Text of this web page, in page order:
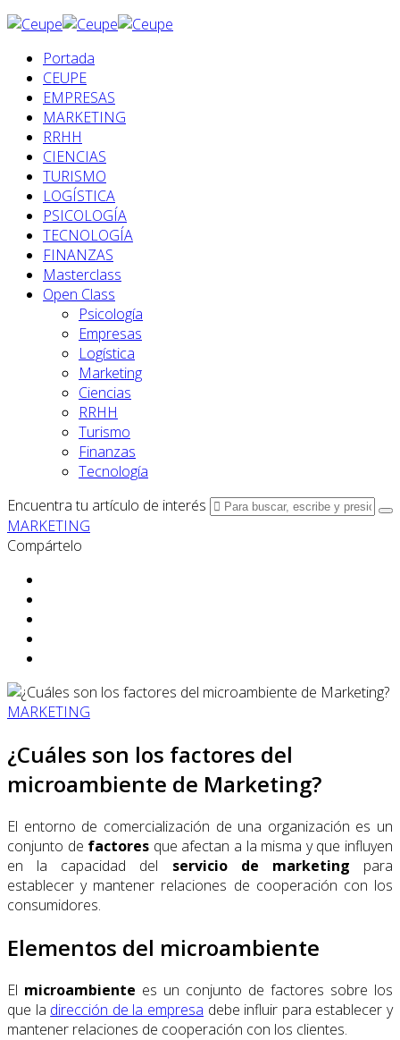
Portada
CEUPE
EMPRESAS
MARKETING
RRHH
CIENCIAS
TURISMO
LOGÍSTICA
PSICOLOGÍA
TECNOLOGÍA
FINANZAS
Masterclass
Open Class
Psicología
Empresas
Logística
Marketing
Ciencias
RRHH
Turismo
Finanzas
Tecnología
Encuentra tu artículo de interés
MARKETING
Compártelo
MARKETING
¿Cuáles son los factores del
microambiente de Marketing?
El entorno de comercialización de una organización es un
conjunto de factores que afectan a la misma y que influyen
en la capacidad del servicio de marketing para
establecer y mantener relaciones de cooperación con los
consumidores.
Elementos del microambiente
El microambiente es un conjunto de factores sobre los
que la dirección de la empresa debe influir para establecer y
mantener relaciones de cooperación con los clientes.